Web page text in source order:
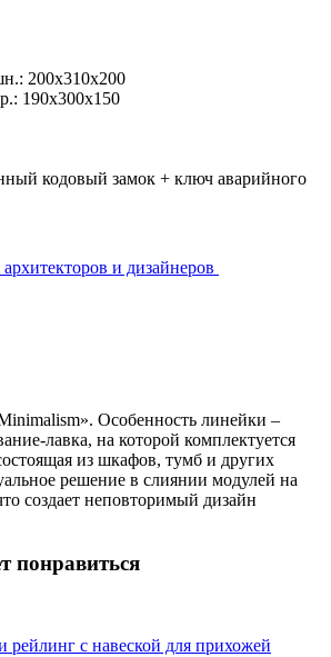
200х310х200
190х300х150
кодовый замок + ключ аварийного
и дизайнеров
Особенность линейки –
лавка, на которой комплектуется
из шкафов, тумб и других
решение в слиянии модулей на
создает неповторимый дизайн
понравиться
рейлинг с навеской для прихожей